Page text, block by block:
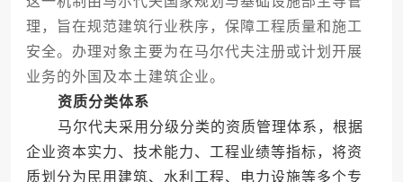
理，旨在规范建筑行业秩序，保障工程质量和施工
安全。办理对象主要为在马尔代夫注册或计划开展
业务的外国及本土建筑企业。
资质分类体系
马尔代夫采用分级分类的资质管理体系，根据
企业资本实力、技术能力、工程业绩等指标，将资
质划分为民用建筑、水利工程、电力设施等多个专